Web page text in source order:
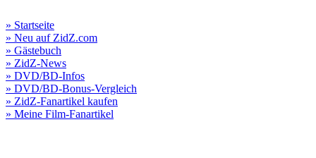
» Startseite
» Neu auf ZidZ.com
» Gästebuch
» ZidZ-News
» DVD/BD-Infos
» DVD/BD-Bonus-Vergleich
» ZidZ-Fanartikel kaufen
» Meine Film-Fanartikel